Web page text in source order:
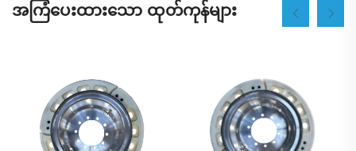
အကြံပေးထားသော ထုတ်ကုန်များ